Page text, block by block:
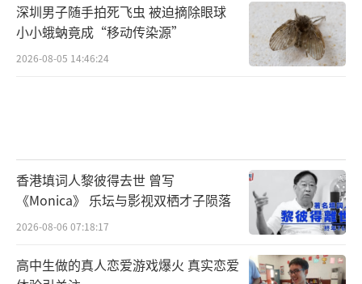
深圳男子随手拍死飞虫 被迫摘除眼球
小小蛾蚋竟成“移动传染源”
2026-08-05 14:46:24
香港填词人黎彼得去世 曾写
《Monica》 乐坛与影视双栖才子陨落
2026-08-06 07:18:17
高中生做的真人恋爱游戏爆火 真实恋爱